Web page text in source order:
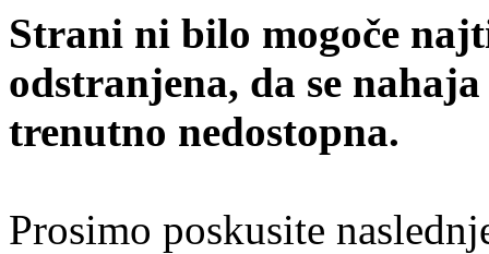
Strani ni bilo mogoče
odstranjena, da se
trenutno nedostopna.
Prosimo poskusite